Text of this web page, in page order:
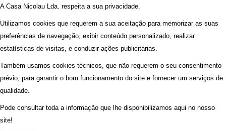
A Casa Nicolau Lda. respeita a sua privacidade.
Utilizamos cookies que requerem a sua aceitação para memorizar as suas
preferências de navegação, exibir conteúdo personalizado, realizar
estatísticas de visitas, e conduzir ações publicitárias.
Também usamos cookies técnicos, que não requerem o seu consentimento
prévio, para garantir o bom funcionamento do site e fornecer um serviços de
qualidade.
Pode consultar toda a informação que lhe disponibilizamos aqui no nosso
site!